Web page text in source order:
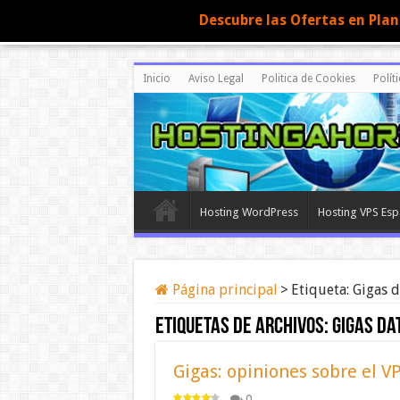
Inicio Aviso Legal Politica de Cookies
Hosting WordPress Hosting VPS
Página principal > Etiqueta: Gigas
Etiquetas de archivos:Gigas
Gigas: opiniones sobre el
Descubre las Ofertas en